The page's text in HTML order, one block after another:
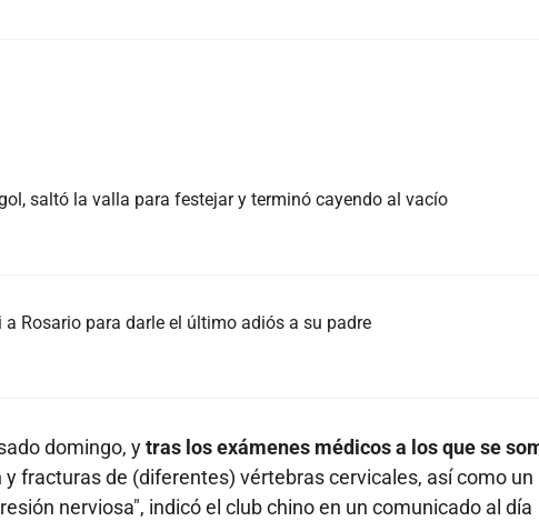
saltó la valla para festejar y terminó cayendo al vacío
Rosario para darle el último adiós a su padre
domingo, ytras los exámenes médicos a los que se
fracturas de (diferentes) vértebras cervicales, así como un
nerviosa", indicó el club chino en un comunicado al día